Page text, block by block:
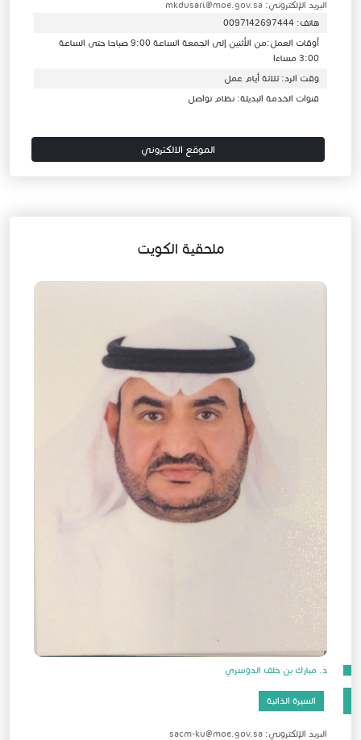
البريد الإلكتروني: mkdusari@moe.gov.sa
هاتف: 0097142697444
أوقات العمل:من الأثنين إلى الجمعة الساعة 9:00 صباحا حتى الساعة
3:00 مساءا
وقت الرد: ثلاثة أيام عمل
قنوات الخدمة البديلة: نظام تواصل
الموقع الالكتروني
ملحقية الكويت
د. مبارك بن خلف الدوسري
السيرة الذاتية
البريد الإلكتروني: sacm-ku@moe.gov.sa